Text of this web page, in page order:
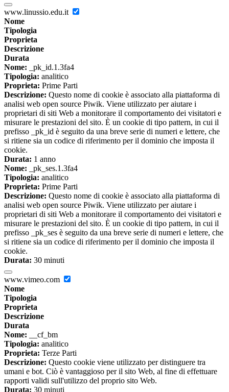
www.linussio.edu.it
Nome
Tipologia
Proprieta
Descrizione
Durata
Nome: _pk_id.1.3fa4
Tipologia: analitico
Proprieta: Prime Parti
Descrizione: Questo nome di cookie è associato alla piattaforma di
analisi web open source Piwik. Viene utilizzato per aiutare i
proprietari di siti Web a monitorare il comportamento dei visitatori e
misurare le prestazioni del sito. È un cookie di tipo pattern, in cui il
prefisso _pk_id è seguito da una breve serie di numeri e lettere, che
si ritiene sia un codice di riferimento per il dominio che imposta il
cookie.
Durata: 1 anno
Nome: _pk_ses.1.3fa4
Tipologia: analitico
Proprieta: Prime Parti
Descrizione: Questo nome di cookie è associato alla piattaforma di
analisi web open source Piwik. Viene utilizzato per aiutare i
proprietari di siti Web a monitorare il comportamento dei visitatori e
misurare le prestazioni del sito. È un cookie di tipo pattern, in cui il
prefisso _pk_ses è seguito da una breve serie di numeri e lettere, che
si ritiene sia un codice di riferimento per il dominio che imposta il
cookie.
Durata: 30 minuti
www.vimeo.com
Nome
Tipologia
Proprieta
Descrizione
Durata
Nome: __cf_bm
Tipologia: analitico
Proprieta: Terze Parti
Descrizione: Questo cookie viene utilizzato per distinguere tra
umani e bot. Ciò è vantaggioso per il sito Web, al fine di effettuare
rapporti validi sull'utilizzo del proprio sito Web.
Durata: 30 minuti